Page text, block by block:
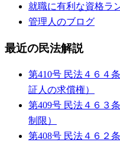
就職に有利な資格ラ
管理人のブログ
最近の民法解説
第410号 民法４６４
証人の求償権）
第409号 民法４６３
制限）
第408号 民法４６２